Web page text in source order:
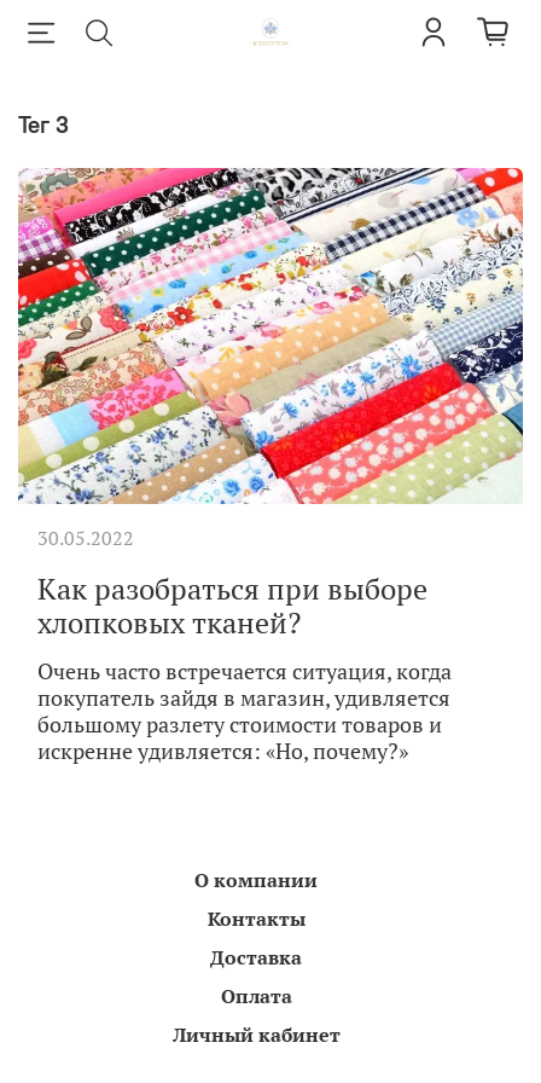
тег 3
Как разобраться при выборе
хлопковых тканей?
Очень часто встречается ситуация, когда
покупатель зайдя в магазин, удивляется
большому разлету стоимости товаров и
искренне удивляется: «Но, почему?»
30.05.2022
О компании
Контакты
Доставка
Оплата
Личный кабинет